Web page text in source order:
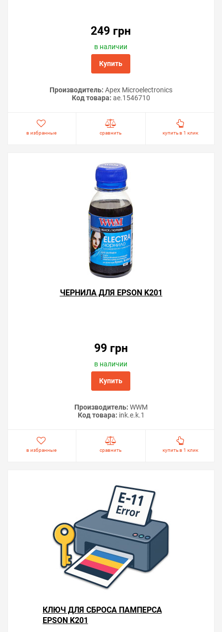
249 грн
в наличии
Купить
Производитель: Apex Microelectronics
Код товара: ae.1546710
в избранные сравнить купить в 1 клик
ЧЕРНИЛА ДЛЯ EPSON K201
99 грн
в наличии
Купить
Производитель: WWM
Код товара: ink.e.k.1
в избранные сравнить купить в 1 клик
КЛЮЧ ДЛЯ СБРОСА ПАМПЕРСА
EPSON K201